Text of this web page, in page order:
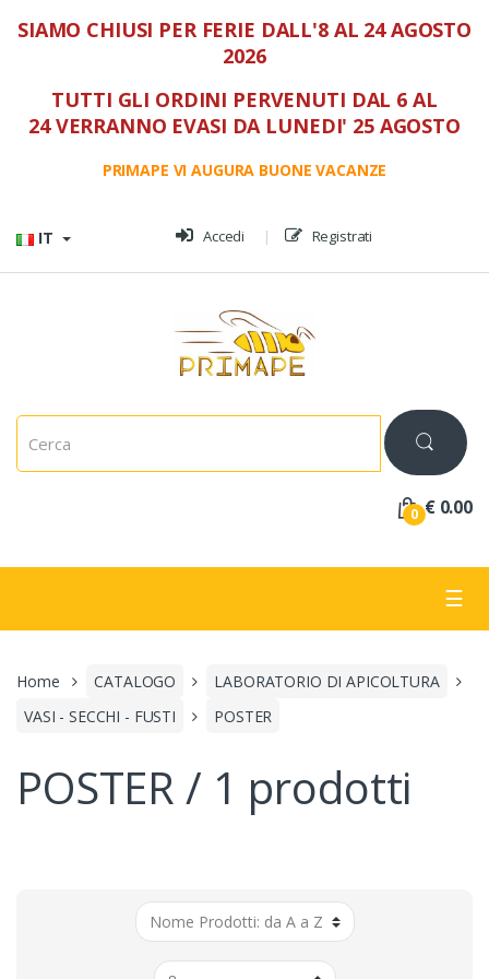
SIAMO CHIUSI PER FERIE DALL'8 AL 24 AGOSTO
2026
TUTTI GLI ORDINI PERVENUTI DAL 6 AL
24 VERRANNO EVASI DA LUNEDI' 25 AGOSTO
PRIMAPE VI AUGURA BUONE VACANZE
IT
Accedi Registrati
C
0 € 0.00
☰
Home CATALOGO
LABORATORIO DI APICOLTURA
VASI - SECCHI - FUSTI
POSTER
POSTER / 1 prodotti